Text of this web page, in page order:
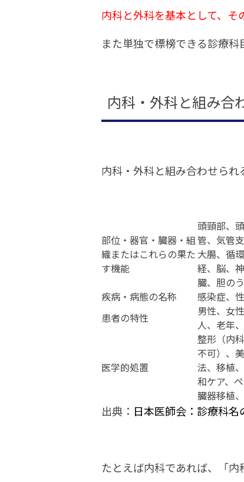
内科と外科を基本として、そ
また単独で標榜できる診療科
内科・外科と組み合
内科・外科と組み合わせられ
部位・器官・臓器・組
織またはこれらの果た
す機能
頭頸部、
管、気管
大腸、循
経、脳、
臓、胆の
疾病・病態の名称
感染症、
患者の特性
男性、女
人、老年
医学的処置
整形（内
不可）、
法、移植
和ケア、
臓器移植
出典： 日本医師会：診療科
たとえば内科であれば、「内